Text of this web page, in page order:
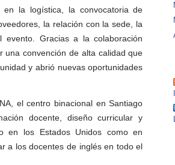
en la logística, la convocatoria de
la relación con la sede, la
Gracias a la colaboración
una convención de alta calidad que
y abrió nuevas oportunidades
el centro binacional en Santiago
docente, diseño curricular y
en los Estados Unidos como en
a los docentes de inglés en todo el